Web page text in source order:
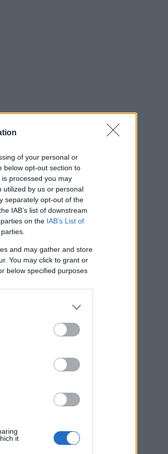
of your personal or
below opt-out section to
processed you may
utilized by us or personal
separately opt-out of the
IAB’s list of downstream
on the IAB’s List of
and may gather and store
You may click to grant or
below specified purposes
it